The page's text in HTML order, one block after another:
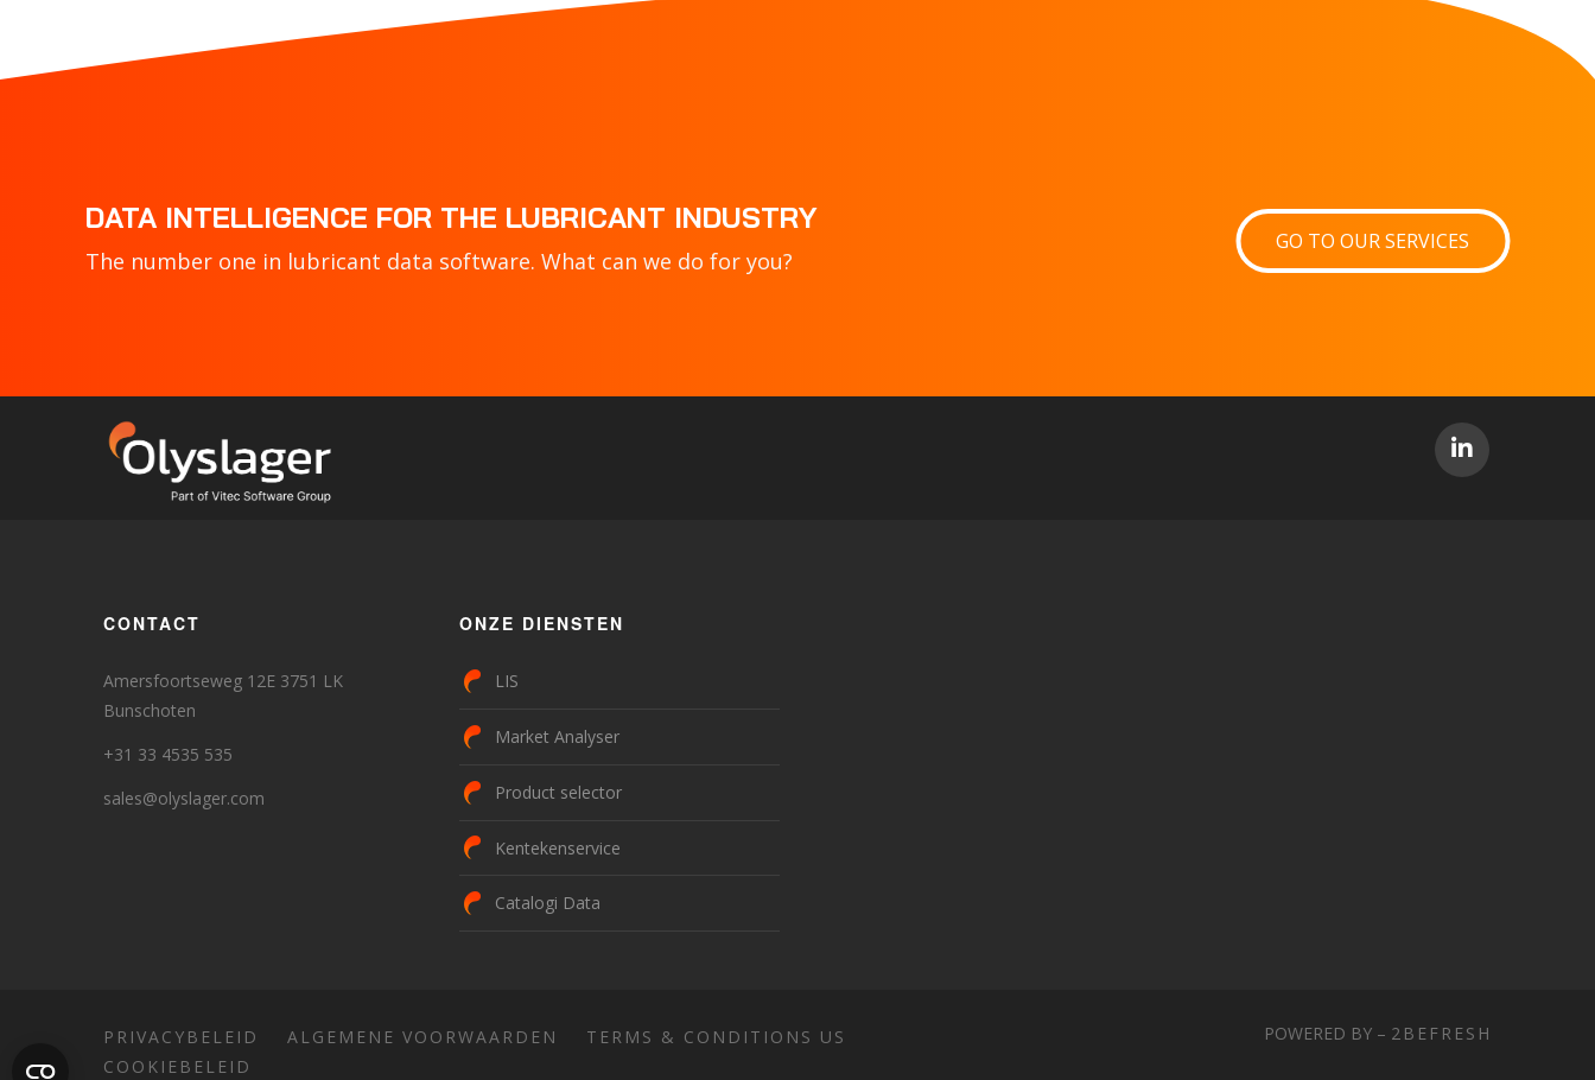
DATA INTELLIGENCE FOR THE LUBRICANT INDUSTRY
The number one in lubricant data software. What can we do for you?
GO TO OUR SERVICES
CONTACT
Amersfoortseweg 12E 3751 LK
Bunschoten
+31 33 4535 535
sales@olyslager.com
ONZE DIENSTEN
LIS
Market Analyser
Product selector
Kentekenservice
Catalogi Data
PRIVACYBELEID ALGEMENE VOORWAARDEN
TERMS & CONDITIONS US
COOKIEBELEID
POWERED BY – 2BEFRESH